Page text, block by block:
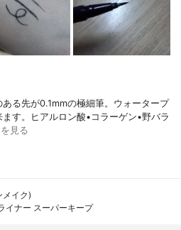
る先が0.1mmの極細筆。ウォータープ
す。ヒアルロン酸•コラーゲン•野バラ
見る
イク)
イナー スーパーキープ